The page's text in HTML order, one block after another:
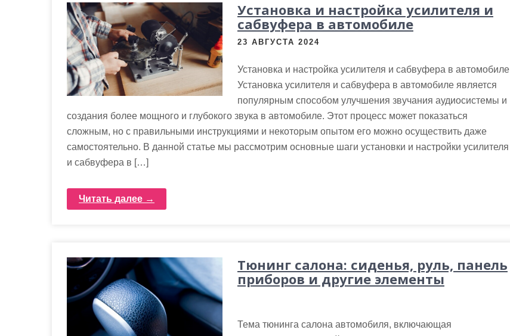
Установка и настройка усилителя и
сабвуфера в автомобиле
23 АВГУСТА 2024
Установка и настройка усилителя и сабвуфера в автомобиле
Установка усилителя и сабвуфера в автомобиле является
популярным способом улучшения звучания аудиосистемы и
создания более мощного и глубокого звука в автомобиле. Этот процесс может показаться
сложным, но с правильными инструкциями и некоторым опытом его можно осуществить даже
самостоятельно. В данной статье мы рассмотрим основные шаги установки и настройки усилителя
и сабвуфера в […]
Читать далее →
Тюнинг салона: сиденья, руль, панель
приборов и другие элементы
Тема тюнинга салона автомобиля, включающая